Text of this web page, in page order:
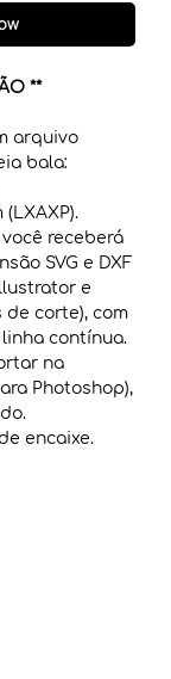
**
arquivo
bala:
(LXAXP).
receberá
SVG e DXF
e
de corte), com
contínua.
na
Photoshop),
encaixe.